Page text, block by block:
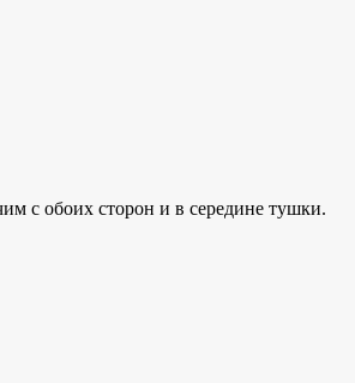
с обоих сторон и в середине тушки.